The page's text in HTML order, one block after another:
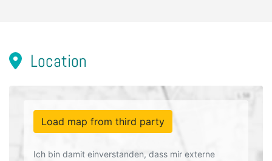
Location
Load map from third party
Ich bin damit einverstanden, dass mir externe